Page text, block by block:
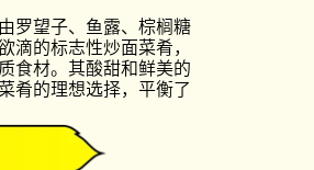
罗望子、鱼露、棕榈糖
的标志性炒面菜肴，
食材。其酸甜和鲜美的
肴的理想选择，平衡了